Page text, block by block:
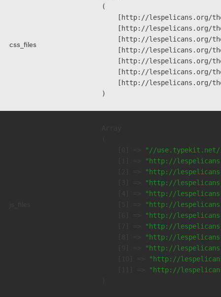
css_files
(
[http://lespelicans.org/
[http://lespelicans.org/
[http://lespelicans.org/
[http://lespelicans.org/
[http://lespelicans.org/
[http://lespelicans.org/
[http://lespelicans.org/
"//
"http://
"http://
"http://
"http://
"http://
"http://
"http://
"http://
"http://
"http://
"http://